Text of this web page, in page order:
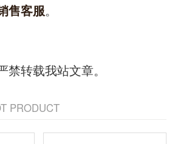
售客服。
转载我站文章。
PRODUCT